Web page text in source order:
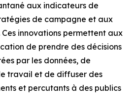
aux indicateurs de
de campagne et aux
innovations permettent aux
de prendre des décisions
par les données, de
travail et de diffuser des
et percutants à des publics